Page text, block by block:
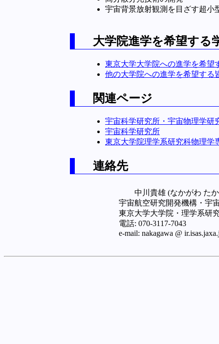
宇宙背景放射観測を目ざす超小
大学院進学を希望する
東京大学大学院への進学を希望
他の大学院への進学を希望する
関連ページ
宇宙科学研究所・宇宙物理学研
宇宙科学研究所
東京大学院理学系研究科物理学
連絡先
中川貴雄 (なかがわ た
宇宙航空研究開発機構・宇
東京大学大学院・理学系研
電話: 070-3117-7043
e-mail: nakagawa @